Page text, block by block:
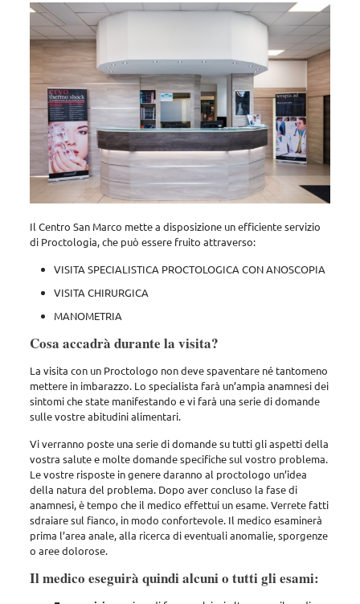
Il Centro San Marco mette a disposizione un efficiente servizio
di Proctologia, che può essere fruito attraverso:
VISITA SPECIALISTICA PROCTOLOGICA CON ANOSCOPIA
VISITA CHIRURGICA
MANOMETRIA
Cosa accadrà durante la visita?
La visita con un Proctologo non deve spaventare né tantomeno
mettere in imbarazzo. Lo specialista farà un’ampia anamnesi dei
sintomi che state manifestando e vi farà una serie di domande
sulle vostre abitudini alimentari.
Vi verranno poste una serie di domande su tutti gli aspetti della
vostra salute e molte domande specifiche sul vostro problema.
Le vostre risposte in genere daranno al proctologo un’idea
della natura del problema. Dopo aver concluso la fase di
anamnesi, è tempo che il medico effettui un esame. Verrete fatti
sdraiare sul fianco, in modo confortevole. Il medico esaminerà
prima l’area anale, alla ricerca di eventuali anomalie, sporgenze
o aree dolorose.
Il medico eseguirà quindi alcuni o tutti gli esami: